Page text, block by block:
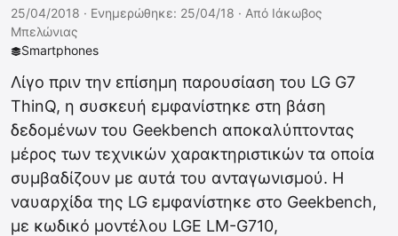
Smartphones
25/04/2018 · Ενημερώθηκε: 25/04/18 · Από Ιάκωβος
Μπελώνιας
Λίγο πριν την επίσημη παρουσίαση του LG G7
ThinQ, η συσκευή εμφανίστηκε στη βάση
δεδομένων του Geekbench αποκαλύπτοντας
μέρος των τεχνικών χαρακτηριστικών τα οποία
συμβαδίζουν με αυτά του ανταγωνισμού. Η
ναυαρχίδα της LG εμφανίστηκε στο Geekbench,
με κωδικό μοντέλου LGE LM-G710,